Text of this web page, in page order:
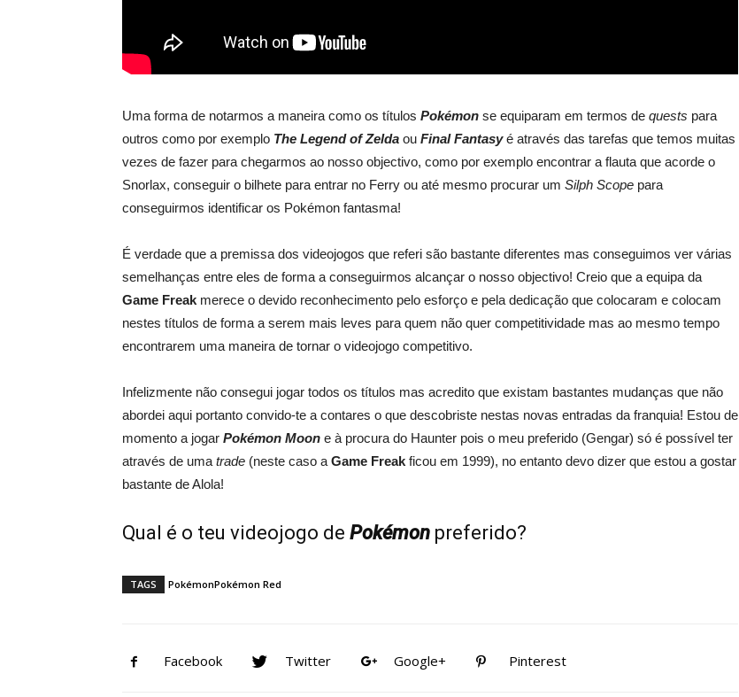
Uma forma de notarmos a maneira como os títulos Pokémon se equiparam em termos de quests para
outros como por exemplo The Legend of Zelda ou Final Fantasyé através das tarefas que temos muitas
vezes de fazer para chegarmos ao nosso objectivo, como por exemplo encontrar a flauta que acorde o
Snorlax, conseguir o bilhete para entrar no Ferry ou até mesmo procurar um Silph Scope para
conseguirmos identificar os Pokémon fantasma!
É verdade que a premissa dos videojogos que referi são bastante diferentes mas conseguimos ver várias
semelhanças entre eles de forma a conseguirmos alcançar o nosso objectivo! Creio que a equipa da
Game Freak merece o devido reconhecimento pelo esforço e pela dedicação que colocaram e colocam
nestes títulos de forma a serem mais leves para quem não quer competitividade mas ao mesmo tempo
encontrarem uma maneira de tornar o videojogo competitivo.
Infelizmente não consegui jogar todos os títulos mas acredito que existam bastantes mudanças que não
abordei aqui portanto convido-te a contares o que descobriste nestas novas entradas da franquia! Estou de
momento a jogar Pokémon Moon e à procura do Haunter pois o meu preferido (Gengar) só é possível ter
através de uma trade (neste caso a Game Freak ficou em 1999), no entanto devo dizer que estou a gostar
bastante de Alola!
Qual é o teu videojogo de Pokémon preferido?
TAGS PokémonPokémon Red
Facebook Twitter Google+ Pinterest